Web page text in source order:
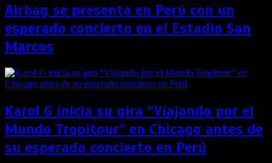
Airbag se presenta en Perú con un
esperado concierto en el Estadio San
Marcos
Karol G inicia su gira “Viajando por el
Mundo Tropitour” en Chicago antes de
su esperado concierto en Perú